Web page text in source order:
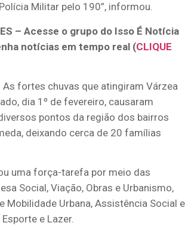
Militar pelo 190”, informou.
– Acesse o grupo do Isso É Notícia
notícias em tempo real (CLIQUE
As fortes chuvas que atingiram Várzea
dia 1º de fevereiro, causaram
pontos da região dos bairros
deixando cerca de 20 famílias
uma força-tarefa por meio das
Social, Viação, Obras e Urbanismo,
Mobilidade Urbana, Assistência Social e
e Lazer.